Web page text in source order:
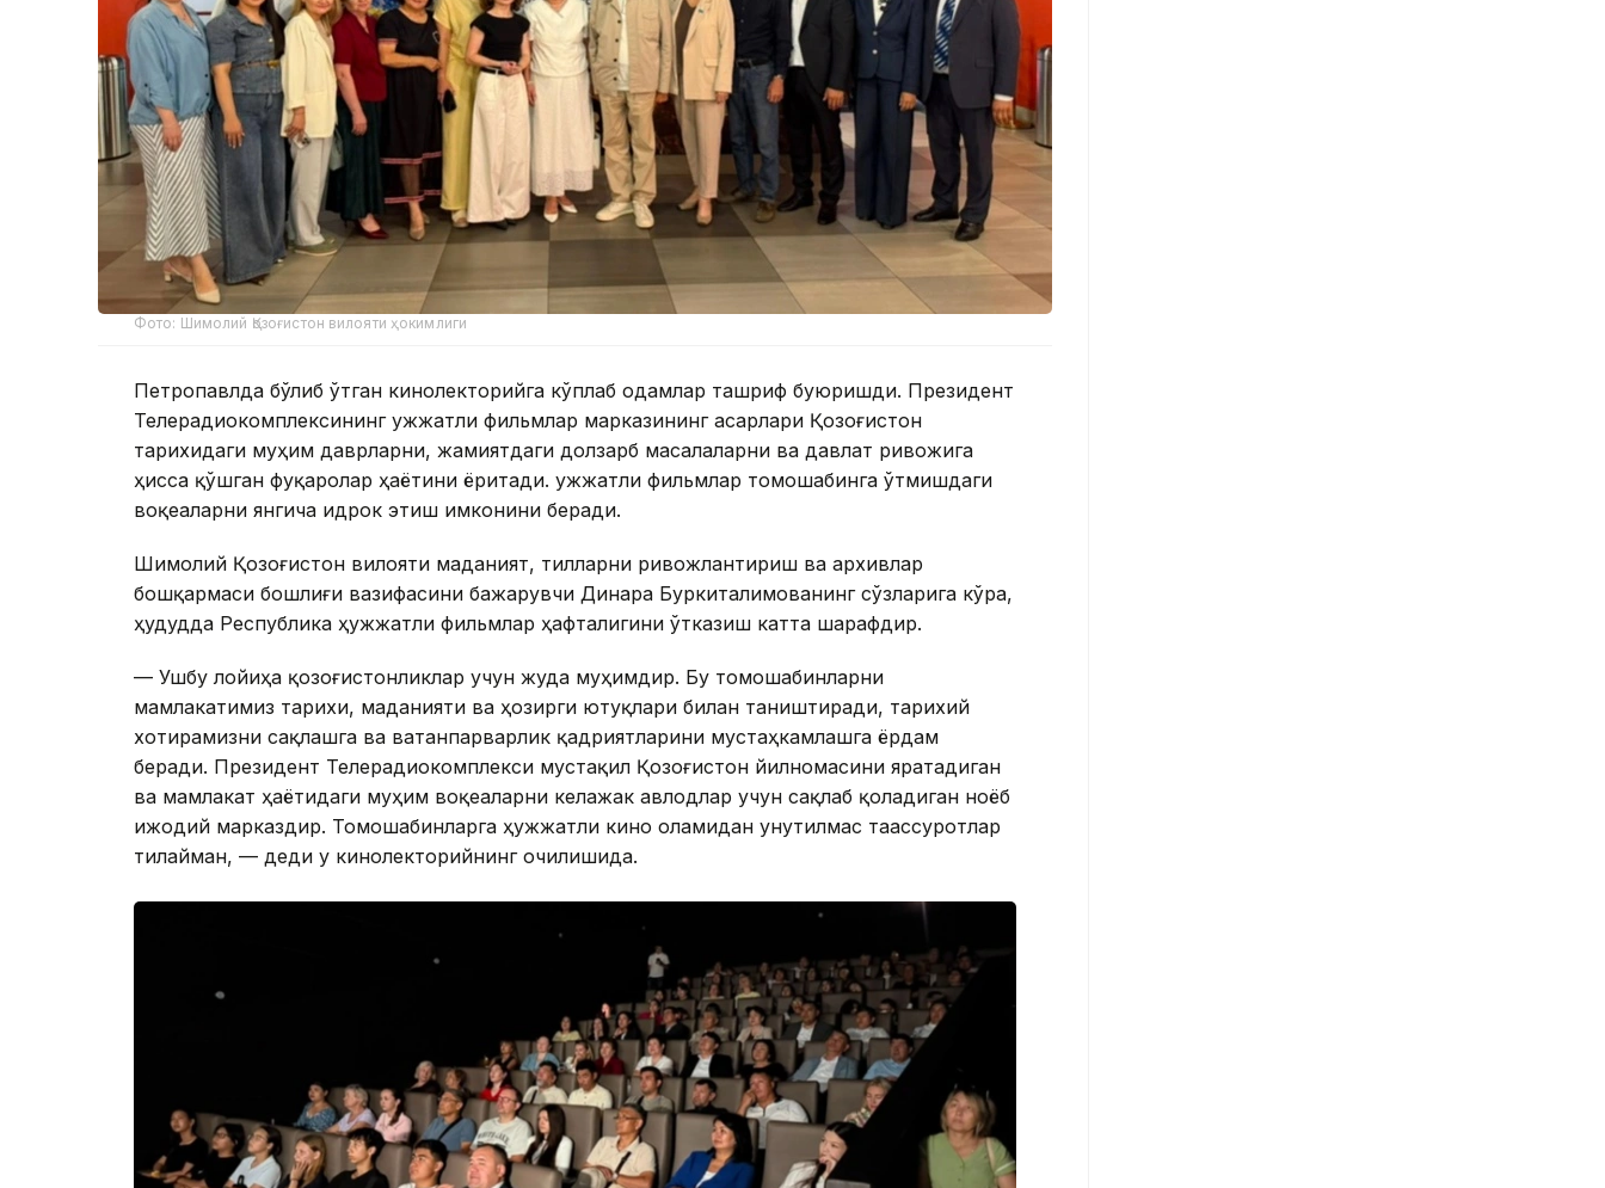
Фото: Шимолий Қозоғистон вилояти ҳокимлиги
Петропавлда бўлиб ўтган кинолекторийга кўплаб одамлар ташриф буюришди. Президент
Телерадиокомплексининг Ҳужжатли фильмлар марказининг асарлари Қозоғистон
тарихидаги муҳим даврларни, жамиятдаги долзарб масалаларни ва давлат ривожига
ҳисса қўшган фуқаролар ҳаётини ёритади. Ҳужжатли фильмлар томошабинга ўтмишдаги
воқеаларни янгича идрок этиш имконини беради.
Шимолий Қозоғистон вилояти маданият, тилларни ривожлантириш ва архивлар
бошқармаси бошлиғи вазифасини бажарувчи Динара Буркиталимованинг сўзларига кўра,
ҳудудда Республика ҳужжатли фильмлар ҳафталигини ўтказиш катта шарафдир.
— Ушбу лойиҳа қозоғистонликлар учун жуда муҳимдир. Бу томошабинларни
мамлакатимиз тарихи, маданияти ва ҳозирги ютуқлари билан таништиради, тарихий
хотирамизни сақлашга ва ватанпарварлик қадриятларини мустаҳкамлашга ёрдам
беради. Президент Телерадиокомплекси мустақил Қозоғистон йилномасини яратадиган
ва мамлакат ҳаётидаги муҳим воқеаларни келажак авлодлар учун сақлаб қоладиган ноёб
ижодий марказдир. Томошабинларга ҳужжатли кино оламидан унутилмас таассуротлар
тилайман, — деди у кинолекторийнинг очилишида.